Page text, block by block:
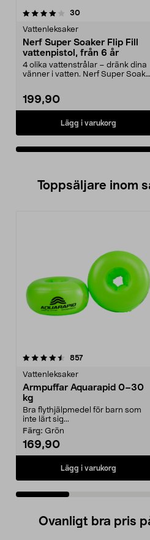
30recensioner
Vattenleksaker
Nerf Super Soaker Flip Fill
vattenpistol, från 6 år
4 olika vattenstrålar – dränk dina
vänner i vatten. Nerf Super Soaker
199,90
Lägg i varukorg
4.0av 5 stjärnor
Toppsäljare inom
857recensioner
Vattenleksaker
Armpuffar Aquarapid 0–30
kg
Bra flythjälpmedel för barn som
inte lärt sig...
Färg: Grön
169,90
Lägg i varukorg
4.5 av 5 stjärnor
Ovanligt bra pris